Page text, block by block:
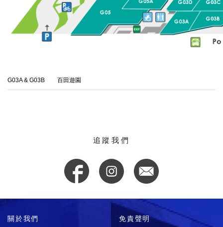
G03A & G03B 百田遊園
追蹤我們
關於我們
免責聲明